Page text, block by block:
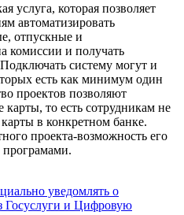
услуга, которая позволяет
автоматизировать
отпускные и
комиссии и получать
систему могут и
есть как минимум один
проектов позволяют
то есть сотрудникам не
в конкретном банке.
проекта-возможность его
програмами.
уведомлять о
Госуслуги и Цифровую